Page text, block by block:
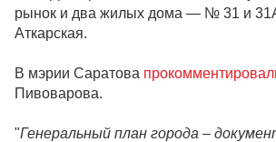
рынок и два жилых дома — № 31 и
Аткарская.
В мэрии Саратова
Пивоварова.
"Генеральный план города –